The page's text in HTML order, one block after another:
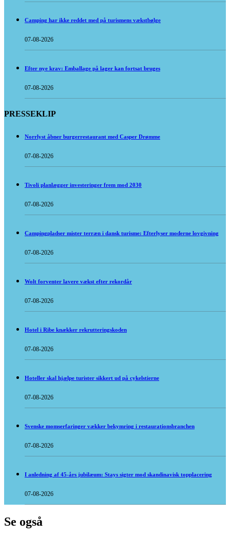
Camping har ikke reddet med på turismens vækstbølge
07-08-2026
Efter nye krav: Emballage på lager kan fortsat bruges
07-08-2026
PRESSEKLIP
Norrlyst åbner burgerrestaurant med Casper Drømme
07-08-2026
Tivoli planlægger investeringer frem mod 2030
07-08-2026
Campingpladser mister terræn i dansk turisme: Efterlyser moderne lovgivning
07-08-2026
Wolt forventer lavere vækst efter rekordår
07-08-2026
Hotel i Ribe knækker rekrutteringskoden
07-08-2026
Hoteller skal hjælpe turister sikkert ud på cykelstierne
07-08-2026
Svenske momserfaringer vækker bekymring i restaurationsbranchen
07-08-2026
I anledning af 45-års jubilæum: Stays sigter mod skandinavisk topplacering
07-08-2026
Se også